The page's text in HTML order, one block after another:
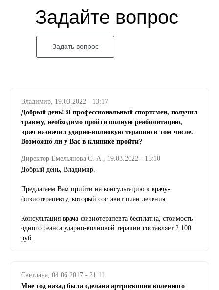
Задайте вопрос
Задать вопрос
Владимир, 19.03.2022 - 13:17
Добрый день! Я профессиональный спортсмен, получил
травму, необходимо пройти полную реабилитацию,
врач назначил ударно-волновую терапию в том числе.
Возможно ли у Вас в клинике пройти?
Директор Емельянова С. А., 19.03.2022 - 15:10
Добрый день, Владимир.
Предлагаем Вам прийти на консультацию к врачу-
физиотерапевту, который составит план лечения.
Консультация врача-физиотерапевта бесплатна, стоимость
одного сеанса ударно-волновой терапии составляет 2 100
руб.
Светлана, 04.06.2017 - 21:11
Мне год назад была сделана артроскопия коленного
Наркоз и стационар
НМЦ
Реабилитация
Реквизиты
Нормативные документы
ДМС
Вакансии
/DE